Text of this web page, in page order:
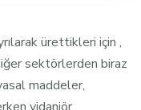
ürettikleri için ,
sektörlerden biraz
maddeler,